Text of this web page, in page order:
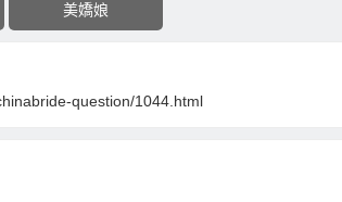
美嬌娘
question/1044.html